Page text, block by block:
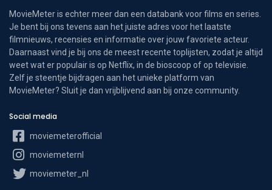
MovieMeter is echter meer dan een databank voor films en series.
Je bent bij ons tevens aan het juiste adres voor het laatste
filmnieuws, recensies en informatie over jouw favoriete acteur.
Daarnaast vind je bij ons de meest recente toplijsten, zodat je altijd
weet wat er populair is op Netflix, in de bioscoop of op televisie.
Zelf je steentje bijdragen aan het unieke platform van
MovieMeter? Sluit je dan vrijblijvend aan bij onze community.
Social media
moviemeterofficial
moviemeternl
moviemeter_nl